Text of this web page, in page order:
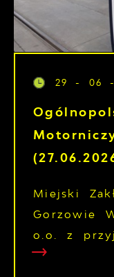
29 - 06 -
Miejski
Gorzowie
o.o. z